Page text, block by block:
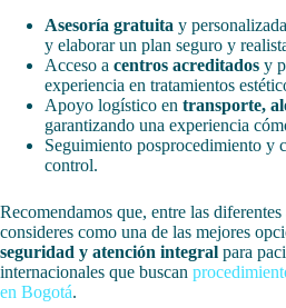
Asesoría gratuita y
y elaborar un plan seguro y
Acceso a centros acreditados y
experiencia en tratamientos
Apoyo logístico en transporte,
garantizando una experiencia
Seguimiento posprocedimiento y
control.
Recomendamos que, entre las
consideres como una de las mejores
seguridad y atención integral para
internacionales que buscan
en Bogotá.